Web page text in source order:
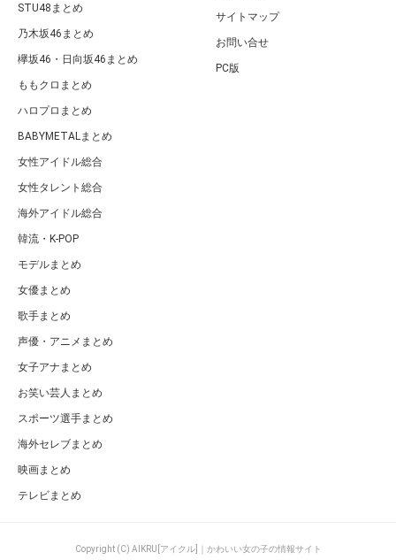
STU48まとめ
乃木坂46まとめ
欅坂46・日向坂46まとめ
ももクロまとめ
ハロプロまとめ
BABYMETALまとめ
女性アイドル総合
女性タレント総合
海外アイドル総合
韓流・K-POP
モデルまとめ
女優まとめ
歌手まとめ
声優・アニメまとめ
女子アナまとめ
お笑い芸人まとめ
スポーツ選手まとめ
海外セレブまとめ
映画まとめ
テレビまとめ
サイトマップ
お問い合せ
PC版
Copyright (C) AIKRU[アイクル]｜かわいい女の子の情報サイト